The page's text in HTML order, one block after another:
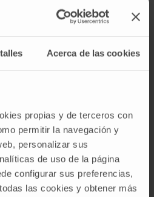
Acerca de las cookies
propias y de terceros con
permitir la navegación y
personalizar sus
de uso de la página
configurar sus preferencias,
las cookies y obtener más
nos proporcionan
la biología tumoral y
clave para testar la
se centrará en el desarrollo
de linfomas B
genéticamente. “Esta
constituye un impulso
la caracterización del